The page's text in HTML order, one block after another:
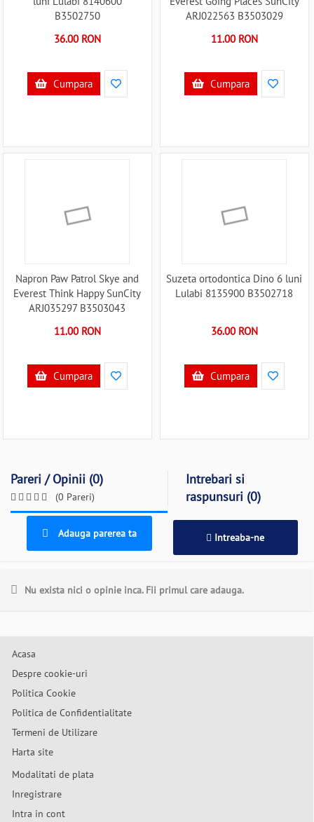
B3502750
36.00 RON
Cumpara
ARJ022563 B3503029
11.00 RON
Cumpara
Napron Paw Patrol Skye and
Everest Think Happy SunCity
ARJ035297 B3503043
11.00 RON
Cumpara
Suzeta ortodontica Dino 6 luni
Lulabi 8135900 B3502718
36.00 RON
Cumpara
Pareri / Opinii (0)
(0 Pareri)
Intrebari si
raspunsuri (0)
Adauga parerea ta Intreaba-ne
Nu exista nici o opinie inca. Fii primul care adauga.
Acasa
Despre cookie-uri
Politica Cookie
Politica de Confidentialitate
Termeni de Utilizare
Harta site
Modalitati de plata
Inregistrare
Intra in cont